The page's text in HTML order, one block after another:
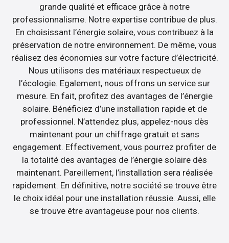
grande qualité et efficace grâce à notre
professionnalisme. Notre expertise contribue de plus.
En choisissant l’énergie solaire, vous contribuez à la
préservation de notre environnement. De même, vous
réalisez des économies sur votre facture d’électricité.
Nous utilisons des matériaux respectueux de
l’écologie. Egalement, nous offrons un service sur
mesure. En fait, profitez des avantages de l’énergie
solaire. Bénéficiez d’une installation rapide et de
professionnel. N’attendez plus, appelez-nous dès
maintenant pour un chiffrage gratuit et sans
engagement. Effectivement, vous pourrez profiter de
la totalité des avantages de l’énergie solaire dès
maintenant. Pareillement, l’installation sera réalisée
rapidement. En définitive, notre société se trouve être
le choix idéal pour une installation réussie. Aussi, elle
se trouve être avantageuse pour nos clients.